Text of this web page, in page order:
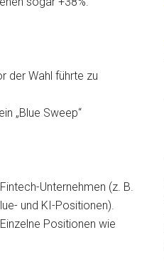
der Wahl führte zu
„Blue Sweep“
Unternehmen (z. B.
und KI-Positionen).
Positionen wie